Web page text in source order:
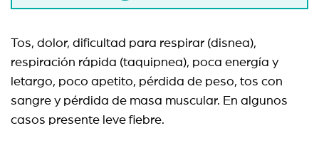
Tos, dolor, dificultad para respirar (disnea),
respiración rápida (taquipnea), poca energía y
letargo, poco apetito, pérdida de peso, tos con
sangre y pérdida de masa muscular. En algunos
casos presente leve fiebre.